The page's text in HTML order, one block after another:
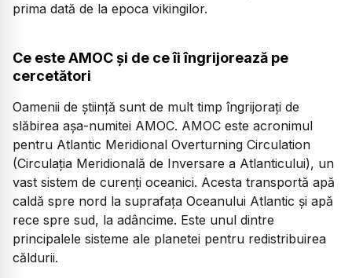
prima dată de la epoca vikingilor.
Ce este AMOC și de ce îi îngrijorează pe
cercetători
Oamenii de știință sunt de mult timp îngrijorați de
slăbirea așa-numitei AMOC. AMOC este acronimul
pentru Atlantic Meridional Overturning Circulation
(Circulația Meridională de Inversare a Atlanticului), un
vast sistem de curenți oceanici. Acesta transportă apă
caldă spre nord la suprafața Oceanului Atlantic și apă
rece spre sud, la adâncime. Este unul dintre
principalele sisteme ale planetei pentru redistribuirea
căldurii.